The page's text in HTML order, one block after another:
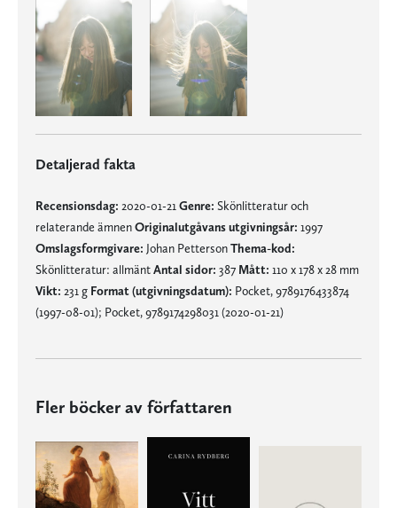
Detaljerad fakta
Recensionsdag: 2020-01-21 Genre: Skönlitteratur och
relaterande ämnenOriginalutgåvans utgivningsår: 1997
Omslagsformgivare: Johan PettersonThema-kod:
Skönlitteratur: allmäntAntal sidor: 387 Mått: 110 x 178 x 28 mm
Vikt: 231 g Format (utgivningsdatum): Pocket, 9789176433874
(1997-08-01); Pocket, 9789174298031 (2020-01-21)
Fler böcker av författaren